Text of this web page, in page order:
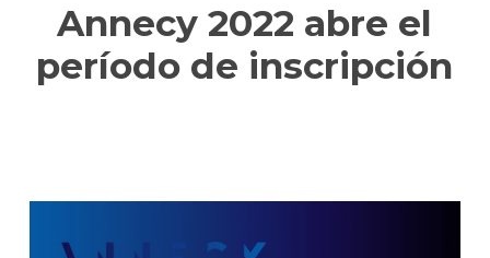
Annecy 2022 abre el
período de inscripción